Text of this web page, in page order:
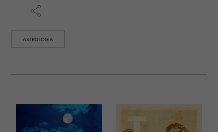
ASTROLOGIA